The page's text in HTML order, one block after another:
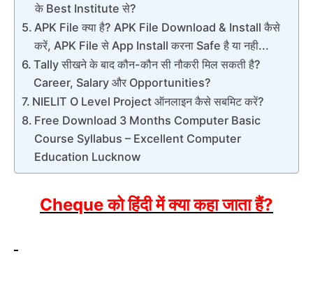
के Best Institute से?
APK File क्या है? APK File Download & Install कैसे
करें, APK File से App Install करना Safe है या नही...
Tally सीखने के बाद कौन-कौन सी नौकरी मिल सकती है?
Career, Salary और Opportunities?
NIELIT O Level Project ऑनलाइन कैसे सबमिट करें?
Free Download 3 Months Computer Basic
Course Syllabus – Excellent Computer
Education Lucknow
Chequeको हिंदी में क्या कहा जाता हैं?